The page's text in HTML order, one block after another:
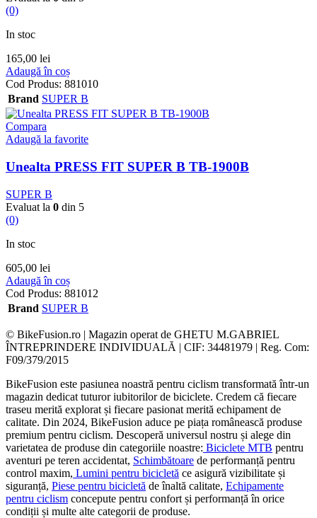
(0)
In stoc
165,00 lei
Adaugă în coș
Cod Produs: 881010
Brand SUPER B
Compara
Adaugă la favorite
Unealta PRESS FIT SUPER B TB-1900B
SUPER B
Evaluat la 0 din 5
(0)
In stoc
605,00 lei
Adaugă în coș
Cod Produs: 881012
Brand SUPER B
© BikeFusion.ro | Magazin operat de GHETU M.GABRIEL
ÎNTREPRINDERE INDIVIDUALĂ | CIF: 34481979 | Reg. Com:
F09/379/2015
BikeFusion este pasiunea noastră pentru ciclism transformată într-un
magazin dedicat tuturor iubitorilor de biciclete. Credem că fiecare
traseu merită explorat și fiecare pasionat merită echipament de
calitate. Din 2024, BikeFusion aduce pe piața românească produse
premium pentru ciclism. Descoperă universul nostru și alege din
varietatea de produse din categoriile noastre: Biciclete MTB pentru
aventuri pe teren accidentat, Schimbătoare de performanță pentru
control maxim, Lumini pentru bicicletă ce asigură vizibilitate și
siguranță, Piese pentru bicicletă de înaltă calitate, Echipamente
pentru ciclism concepute pentru confort și performanță în orice
condiții și multe alte categorii de produse.